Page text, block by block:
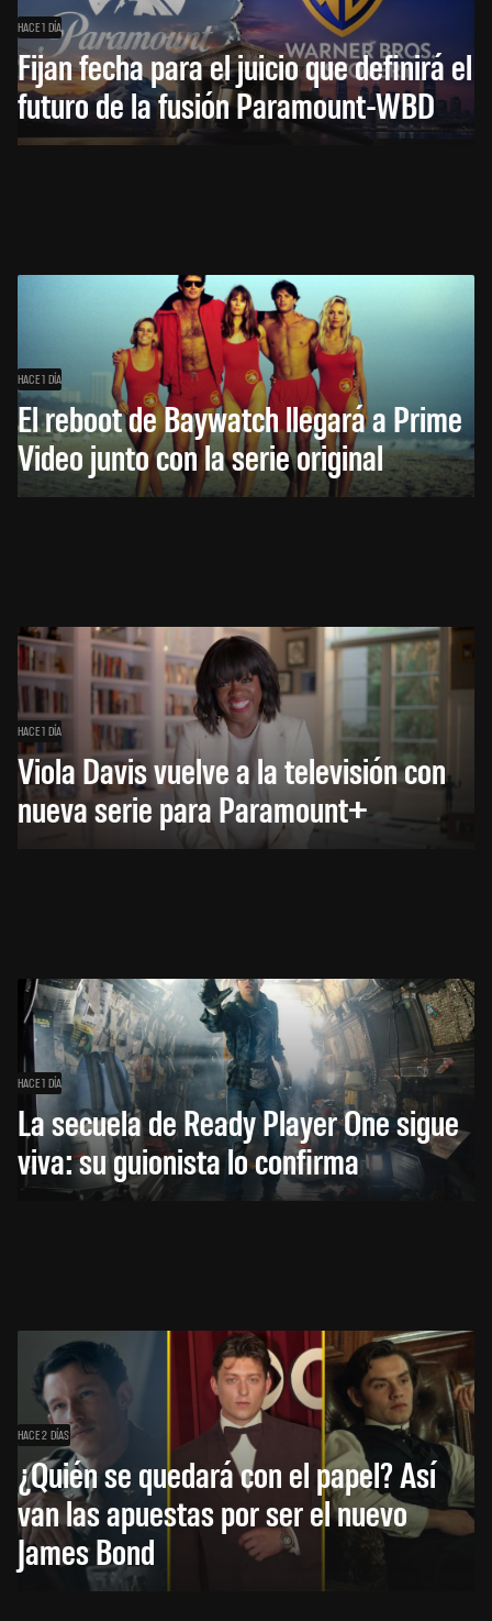
HACE 1 DÍA
Fijan fecha para el juicio que definirá el
futuro de la fusión Paramount-WBD
HACE 1 DÍA
El reboot de Baywatch llegará a Prime
Video junto con la serie original
HACE 1 DÍA
Viola Davis vuelve a la televisión con
nueva serie para Paramount+
HACE 1 DÍA
La secuela de Ready Player One sigue
viva: su guionista lo confirma
HACE 2 DÍAS
¿Quién se quedará con el papel? Así
van las apuestas por ser el nuevo
James Bond